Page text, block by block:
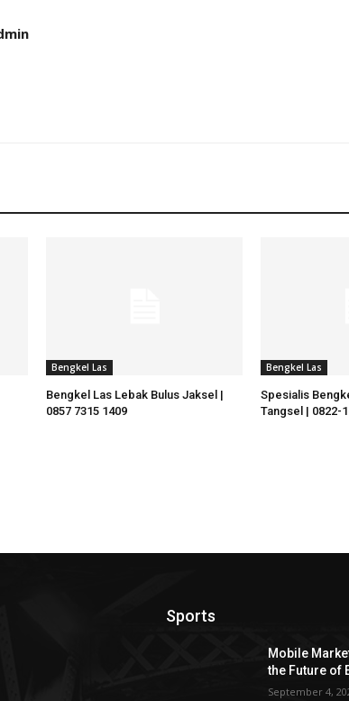
Bengkel Las
Bengkel Las Lebak Bulus Jaksel |
0857 7315 1409
Bengkel Las
Spesialis
Tangsel | 0822-
Sports
Mobile
the Future of
September 4,